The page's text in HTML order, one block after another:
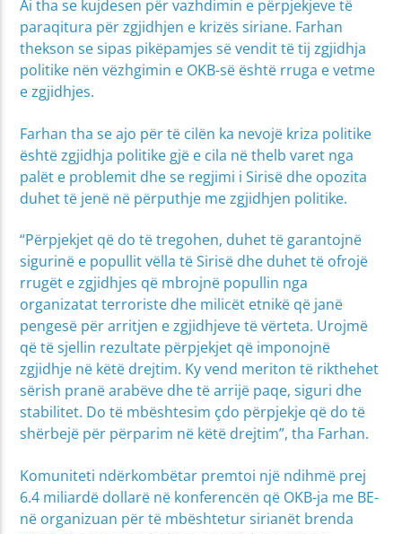
Ai tha se kujdesen për vazhdimin e përpjekjeve të
paraqitura për zgjidhjen e krizës siriane. Farhan
thekson se sipas pikëpamjes së vendit të tij zgjidhja
politike nën vëzhgimin e OKB-së është rruga e vetme
e zgjidhjes.
Farhan tha se ajo për të cilën ka nevojë kriza politike
është zgjidhja politike gjë e cila në thelb varet nga
palët e problemit dhe se regjimi i Sirisë dhe opozita
duhet të jenë në përputhje me zgjidhjen politike.
“Përpjekjet që do të tregohen, duhet të garantojnë
sigurinë e popullit vëlla të Sirisë dhe duhet të ofrojë
rrugët e zgjidhjes që mbrojnë popullin nga
organizatat terroriste dhe milicët etnikë që janë
pengesë për arritjen e zgjidhjeve të vërteta. Urojmë
që të sjellin rezultate përpjekjet që imponojnë
zgjidhje në këtë drejtim. Ky vend meriton të rikthehet
sërish pranë arabëve dhe të arrijë paqe, siguri dhe
stabilitet. Do të mbështesim çdo përpjekje që do të
shërbejë për përparim në këtë drejtim”, tha Farhan.
Komuniteti ndërkombëtar premtoi një ndihmë prej
6.4 miliardë dollarë në konferencën që OKB-ja me BE-
në organizuan për të mbështetur sirianët brenda